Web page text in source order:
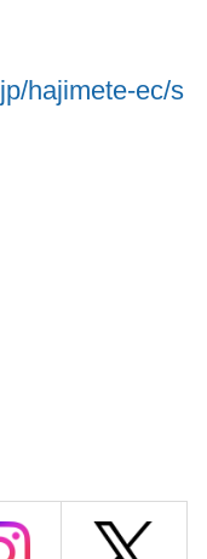
hajimete-ec/s